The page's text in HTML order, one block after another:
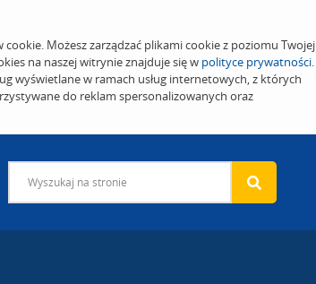
Możesz zarządzać plikami cookie z poziomu Twojej
na naszej witrynie znajduje się w polityce prywatności.
wyświetlane w ramach usług internetowych, z których
do reklam spersonalizowanych oraz